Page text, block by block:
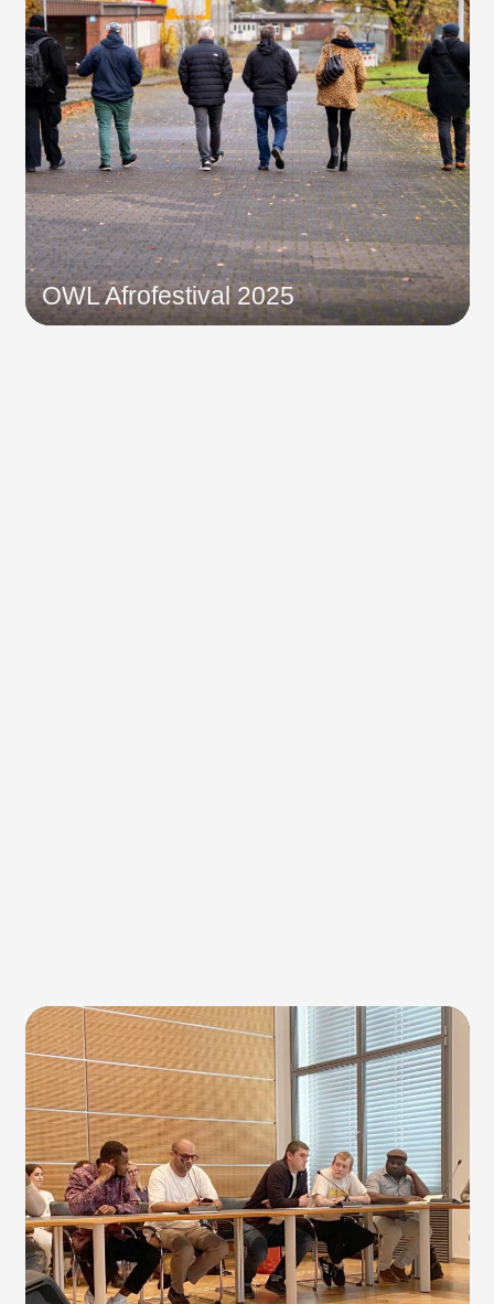
OWL Afrofestival 2025